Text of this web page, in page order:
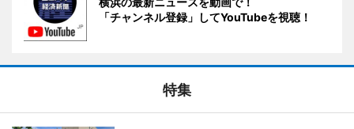
「チャンネル登録」してYouTubeを視聴！
特集